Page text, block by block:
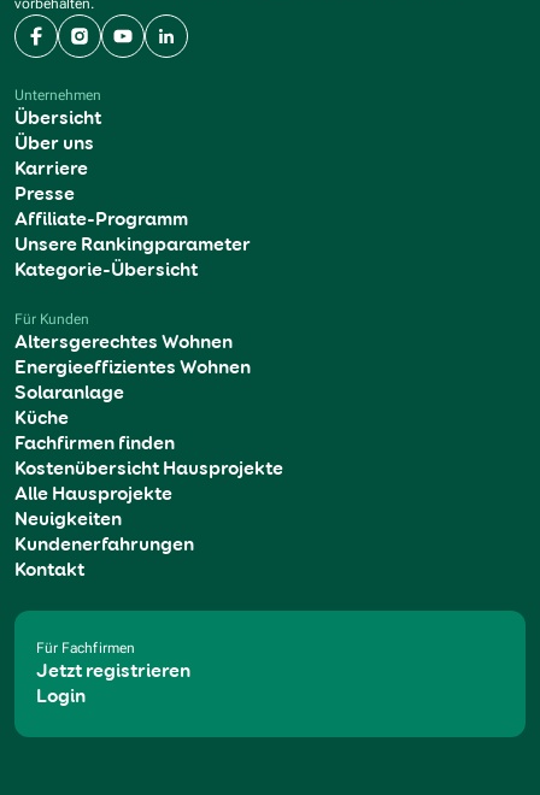
vorbehalten.
FacebookInstagram
YouTubeLinkedIn
Unternehmen
Übersicht
Über uns
Karriere
Presse
Affiliate-Programm
Unsere Rankingparameter
Kategorie-Übersicht
Für Kunden
Altersgerechtes Wohnen
Energieeffizientes Wohnen
Solaranlage
Küche
Fachfirmen finden
Kostenübersicht Hausprojekte
Alle Hausprojekte
Neuigkeiten
Kundenerfahrungen
Kontakt
Für Fachfirmen
Jetzt registrieren
Login